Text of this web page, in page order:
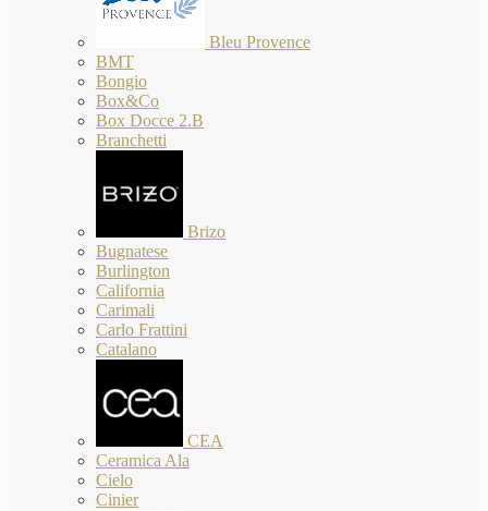
Bleu Provence
BMT
Bongio
Box&Co
Box Docce 2.B
Branchetti
Brizo
Bugnatese
Burlington
California
Carimali
Carlo Frattini
Catalano
CEA
Ceramica Ala
Cielo
Cinier